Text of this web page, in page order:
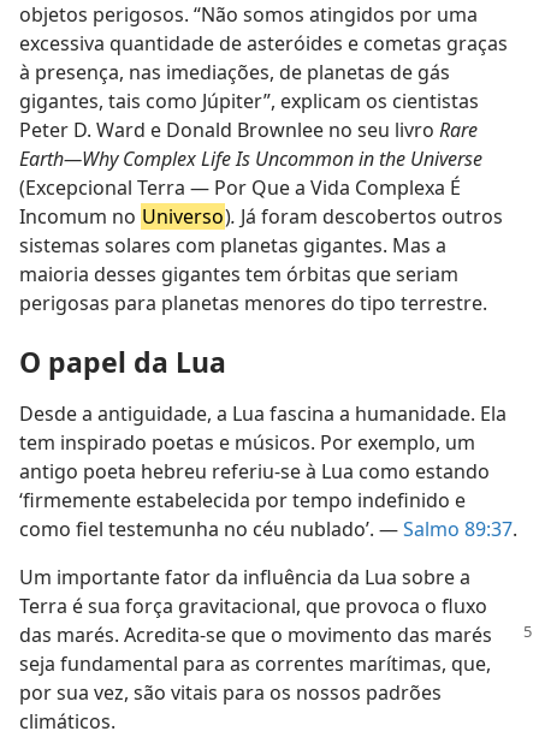
objetos perigosos. “Não somos atingidos por uma
excessiva quantidade de asteróides e cometas graças
à presença, nas imediações, de planetas de gás
gigantes, tais como Júpiter”, explicam os cientistas
Peter D. Ward e Donald Brownlee no seu livro Rare
Earth—Why Complex Life Is Uncommon in the Universe
(Excepcional Terra — Por Que a Vida Complexa É
Incomum no Universo). Já foram descobertos outros
sistemas solares com planetas gigantes. Mas a
maioria desses gigantes tem órbitas que seriam
perigosas para planetas menores do tipo terrestre.
O papel da Lua
Desde a antiguidade, a Lua fascina a humanidade. Ela
tem inspirado poetas e músicos. Por exemplo, um
antigo poeta hebreu referiu-se à Lua como estando
‘firmemente estabelecida por tempo indefinido e
como fiel testemunha no céu nublado’. —Salmo 89:37.
Um importante fator da influência da Lua sobre a
Terra é sua força gravitacional, que provoca o fluxo
das marés. Acredita-se que o movimento das marés
seja fundamental para as correntes marítimas, que,
por sua vez, são vitais para os nossos padrões
climáticos.